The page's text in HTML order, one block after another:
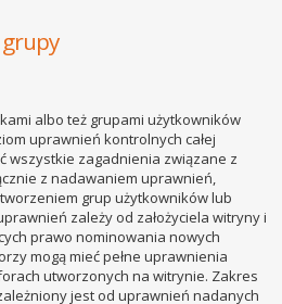
albo też grupami użytkowników
uprawnień kontrolnych całej
wszystkie zagadnienia związane z
z nadawaniem uprawnień,
grup użytkowników lub
zależy od założyciela witryny i
prawo nominowania nowych
mogą mieć pełne uprawnienia
utworzonych na witrynie. Zakres
jest od uprawnień nadanych